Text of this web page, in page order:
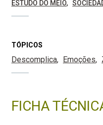
ESTUDO DO MEIO
TÓPICOS
Descomplica Emoções
FICHA